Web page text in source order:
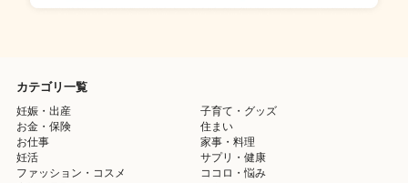
カテゴリ一覧
妊娠・出産
子育て・グッズ
お金・保険
住まい
お仕事
家事・料理
妊活
サプリ・健康
ファッション・コスメ
ココロ・悩み